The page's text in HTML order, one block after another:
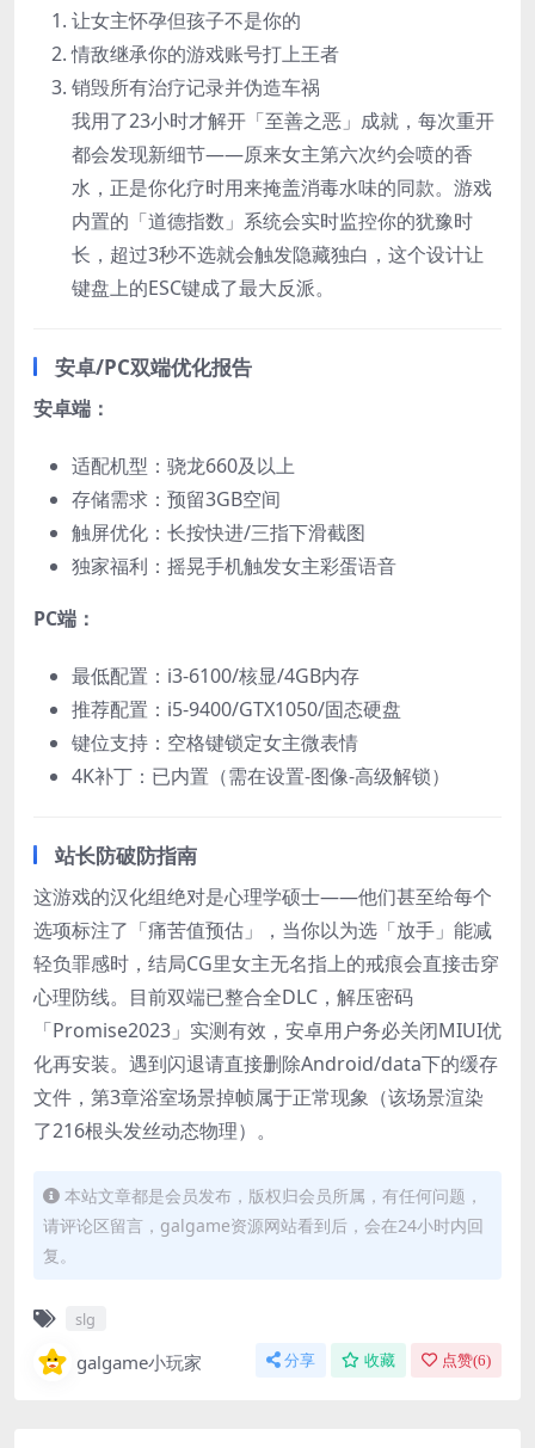
让女主怀孕但孩子不是你的
情敌继承你的游戏账号打上王者
销毁所有治疗记录并伪造车祸
我用了23小时才解开「至善之恶」成就，每次重开
都会发现新细节——原来女主第六次约会喷的香
水，正是你化疗时用来掩盖消毒水味的同款。游戏
内置的「道德指数」系统会实时监控你的犹豫时
长，超过3秒不选就会触发隐藏独白，这个设计让
键盘上的ESC键成了最大反派。
安卓/PС双端优化报告
安卓端：​
适配机型：骁龙660及以上
存储需求：预留3GB空间
触屏优化：长按快进/三指下滑截图
独家福利：摇晃手机触发女主彩蛋语音
PC端：​
最低配置：i3-6100/核显/4GB内存
推荐配置：i5-9400/GTX1050/固态硬盘
键位支持：空格键锁定女主微表情
4K补丁：已内置（需在设置-图像-高级解锁）
站长防破防指南
这游戏的汉化组绝对是心理学硕士——他们甚至给每个
选项标注了「痛苦值预估」，当你以为选「放手」能减
轻负罪感时，结局CG里女主无名指上的戒痕会直接击穿
心理防线。目前双端已整合全DLC，解压密码
「Promise2023」实测有效，安卓用户务必关闭MIUI优
化再安装。遇到闪退请直接删除Android/data下的缓存
文件，第3章浴室场景掉帧属于正常现象（该场景渲染
了216根头发丝动态物理）。
本站文章都是会员发布，版权归会员所属，有任何问题，
请评论区留言，galgame资源网站看到后，会在24小时内回
复。
slg
galgame小玩家 分享 收藏 点赞(6)